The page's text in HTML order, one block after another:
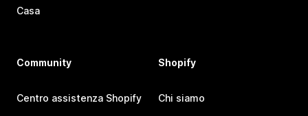
Casa
Community
Centro assistenza Shopify
Shopify
Chi siamo